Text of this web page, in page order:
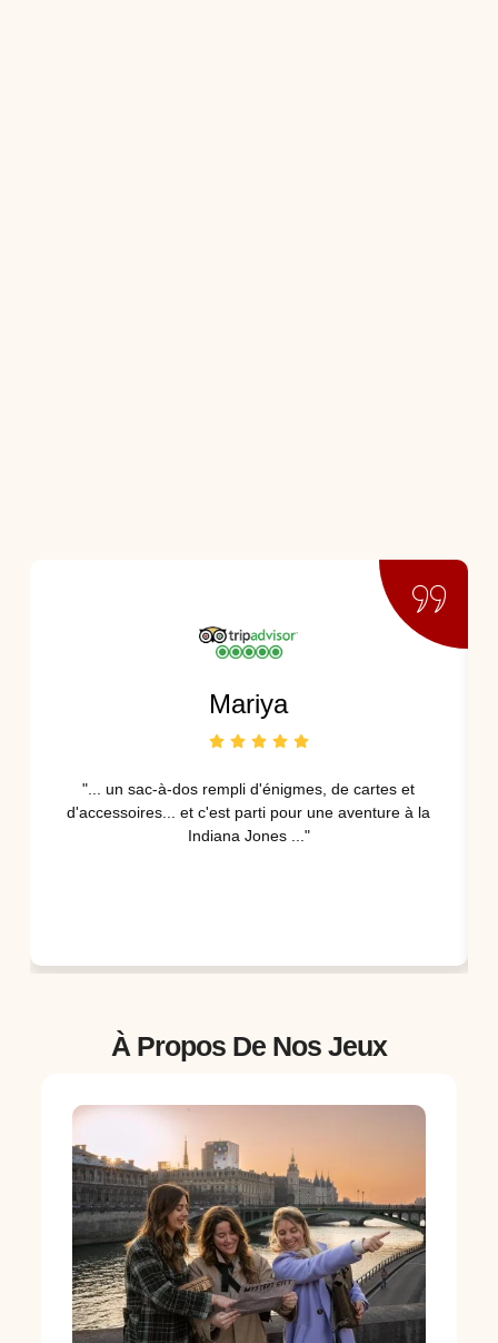
Mariya
"... un sac-à-dos rempli d'énigmes, de cartes et
d'accessoires... et c'est parti pour une aventure à la
Indiana Jones ..."
À Propos De Nos Jeux